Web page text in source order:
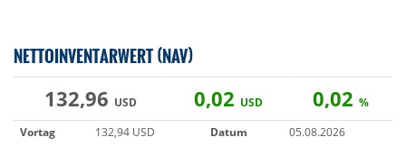
NETTOINVENTARWERT (NAV)
132,96 USD 0,02 USD 0,02 %
Vortag
132,94 USD Datum 05.08.2026